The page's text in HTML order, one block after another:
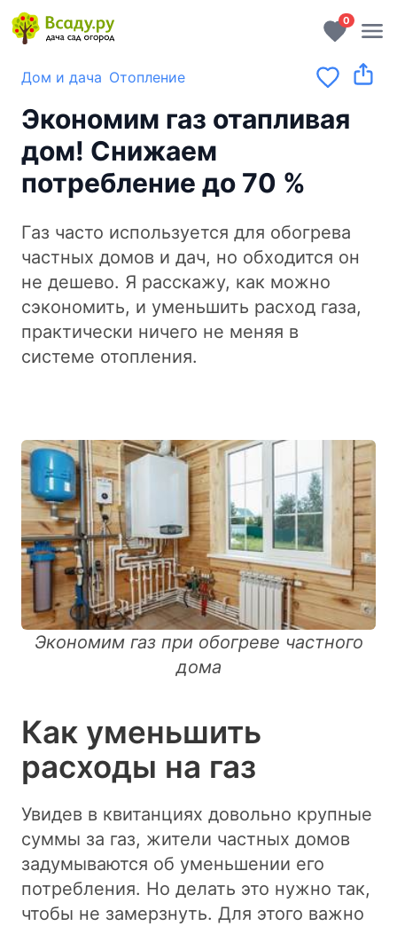
0
Дом и дача Отопление
Экономим газ отапливая
дом! Снижаем
потребление до 70 %
Газ часто используется для обогрева
частных домов и дач, но обходится он
не дешево. Я расскажу, как можно
сэкономить, и уменьшить расход газа,
практически ничего не меняя в
системе отопления.
Экономим газ при обогреве частного
дома
Как уменьшить
расходы на газ
Увидев в квитанциях довольно крупные
суммы за газ, жители частных домов
задумываются об уменьшении его
потребления. Но делать это нужно так,
чтобы не замерзнуть. Для этого важно